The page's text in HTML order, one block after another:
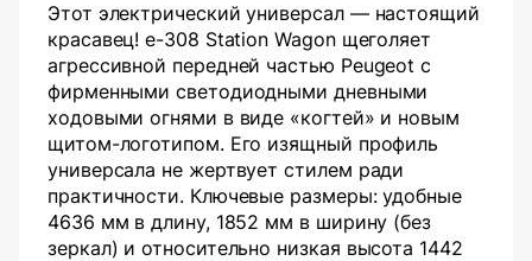
Этот электрический универсал — настоящий
красавец! e-308 Station Wagon щеголяет
агрессивной передней частью Peugeot с
фирменными светодиодными дневными
ходовыми огнями в виде «когтей» и новым
щитом-логотипом. Его изящный профиль
универсала не жертвует стилем ради
практичности. Ключевые размеры: удобные
4636 мм в длину, 1852 мм в ширину (без
зеркал) и относительно низкая высота 1442